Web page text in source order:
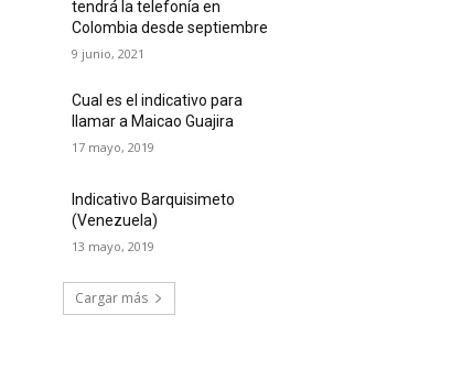
tendrá la telefonía en
Colombia desde septiembre
9 junio, 2021
Cual es el indicativo para
llamar a Maicao Guajira
17 mayo, 2019
Indicativo Barquisimeto
(Venezuela)
13 mayo, 2019
Cargar más